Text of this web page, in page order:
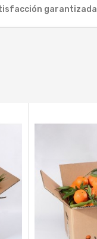
garantizada